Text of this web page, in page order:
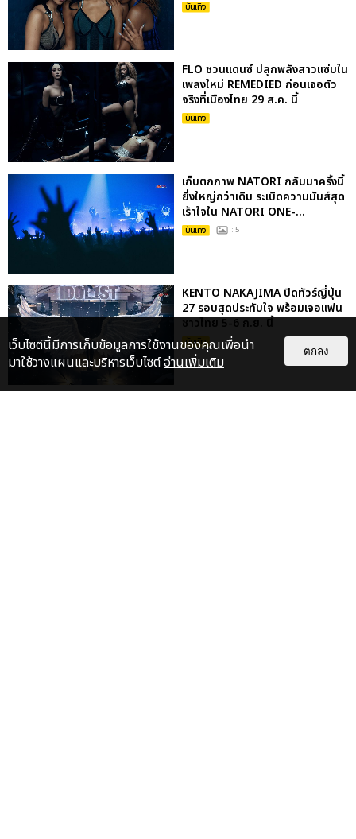
บันเทิง
FLO ชวนแดนซ์ ปลุกพลังสาวแซ่บใน
เพลงใหม่ REMEDIED ก่อนเจอตัว
จริงที่เมืองไทย 29 ส.ค. นี้
บันเทิง
เก็บตกภาพ NATORI กลับมาครั้งนี้
ยิ่งใหญ่กว่าเดิม ระเบิดความมันส์สุด
เร้าใจใน NATORI ONE-...
บันเทิง : 5
KENTO NAKAJIMA ปิดทัวร์ญี่ปุ่น
27 รอบสุดประทับใจ พร้อมเจอแฟน
ชาวไทย 5-6 ก.ย. นี้
บันเทิง
เว็บไซต์นี้มีการเก็บข้อมูลการใช้งานของคุณเพื่อนำ
มาใช้วางแผนและบริหารเว็บไซต์อ่านเพิ่มเติม
ตกลง